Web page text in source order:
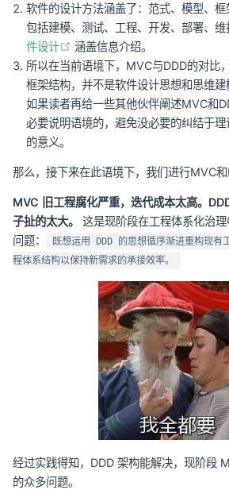
软件的设计方法涵盖了：范式、模型、
包括建模、测试、工程、开发、部署、
件设计
(opens new window)
涵盖信息介绍。
所以在当前语境下，MVC与DDD的对比
框架结构，并不是软件设计思想和思维
如果读者再给一些其他伙伴阐述MVC和
必要说明语境的，避免没必要的纠结于
的意义。
那么，接下来在此语境下，我们进行MVC和
MVC 旧工程腐化严重，迭代成本太高。
子扯的太大。
这是现阶段在工程体系化治
问题：
既想运用 DDD 的思想循序渐进重构现有
程体系结构以保持新需求的承接效率。
经过实践得知，DDD 架构能解决，现阶段
的众多问题。